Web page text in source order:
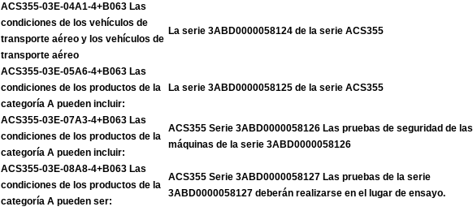
ACS355-03E-04A1-4+B063 Las
condiciones de los vehículos de
transporte aéreo y los vehículos de
transporte aéreo
La serie 3ABD0000058124 de la serie ACS355
ACS355-03E-05A6-4+B063 Las
condiciones de los productos de la
categoría A pueden incluir:
La serie 3ABD0000058125 de la serie ACS355
ACS355-03E-07A3-4+B063 Las
condiciones de los productos de la
categoría A pueden incluir:
ACS355 Serie 3ABD0000058126 Las pruebas de seguridad de las
máquinas de la serie 3ABD0000058126
ACS355-03E-08A8-4+B063 Las
condiciones de los productos de la
categoría A pueden ser:
ACS355 Serie 3ABD0000058127 Las pruebas de la serie
3ABD0000058127 deberán realizarse en el lugar de ensayo.